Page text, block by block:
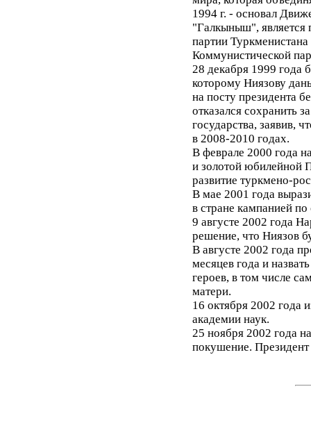
1994 г. - основал
"Галкыныш", является
партии
Коммунистической
28 декабря 1999 года
которому Ниязову
на посту президента
отказался сохранить
государства, заявив,
в 2008-2010 годах.
В феврале 2000 года
и золотой юбилейной
развитие туркмено-
В мае 2001 года
в стране кампанией
9 августе 2002 года
решение, что Ниязов
В августе 2002 года
месяцев года и
героев, в том числе
матери.
16 октября 2002 года
академии наук.
25 ноября 2002 года
покушение. Президент